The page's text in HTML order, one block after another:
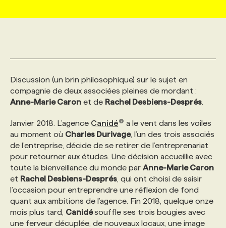
AFFAIRES DE L'INDUSTRIE
INITIATIVES NUMÉRIQUES
PRIX ET DISTINCTIONS
TENDANCES
WEB & MÉDIAS SOCIAUX
MARKETING DURABLE
GEO/SEO
ÉVÉNEMENTIEL
NOS AUTEUR‧RICES
INFOLETTRE PUBLICITÉ
ANNONCEZ AVEC NOUS
CONSULTER LA CVTHÈQUE
PROFIL ENTREPRISE
FAQ
ANNONCEZ AVEC NOUS
VOIR LES OFFRES
PROFIL CANDIDAT
FAQ
ANNONCEZ AVEC NOUS
NOS FORMATIONS EN LIGNE
NOS PARCOURS DE FORMATIONS
FORMATIONS PERSONNALISÉES
NOS FORMATEUR‧RICES
POURQUOI CHOISIR NOS FORMATIONS
NOS TARIFS
CHASSE DE TÊTE
SERVICE DE CHASSE DE TÊTE
NOS TARIFS
NOS EXPERTISES
FAQ
ANNONCEZ AVEC NOUS
Discussion (un brin philosophique) sur le sujet en
compagnie de deux associées pleines de mordant :
Anne-Marie Caron et de Rachel Desbiens-Després
Janvier 2018. L’agence Canidé
a le vent dans les voiles
au moment où Charles Durivage, l’un des trois associés
de l’entreprise, décide de se retirer de l’entreprenariat
pour retourner aux études. Une décision accueillie avec
toute la bienveillance du monde par Anne-Marie Caron
et Rachel Desbiens-Després , qui ont choisi de saisir
l’occasion pour entreprendre une réflexion de fond
quant aux ambitions de l’agence. Fin 2018, quelque onze
mois plus tard, Canidésouffle ses trois bougies avec
une ferveur décuplée, de nouveaux locaux, une image